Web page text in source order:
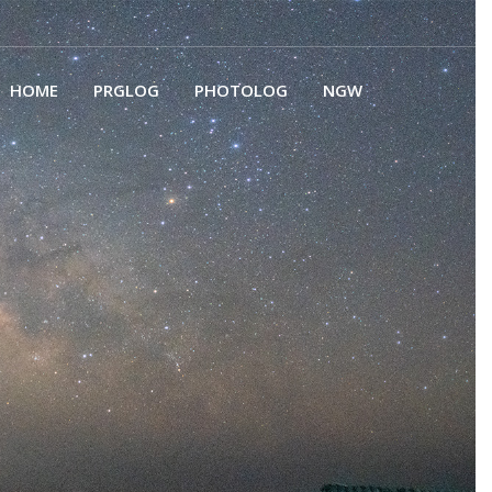
HOME PRGLOG PHOTOLOG NGW